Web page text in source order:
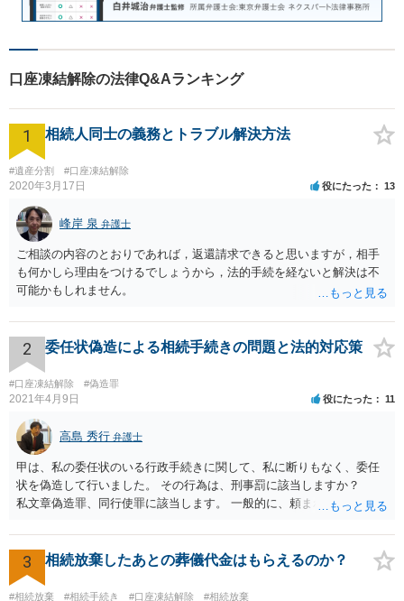
口座凍結解除の法律Q&Aランキング
1 相続人同士の義務とトラブル解決方法
#遺産分割 #口座凍結解除
2020年3月17日 役にたった 13
峰岸 泉 弁護士
ご相談の内容のとおりであれば，返還請求できると思いますが，相手
も何かしら理由をつけるでしょうから，法的手続を経ないと解決は不
可能かもしれません。
2 委任状偽造による相続手続きの問題と法的対応策
#口座凍結解除 #偽造罪
2021年4月9日 役にたった 11
高島 秀行 弁護士
甲は、私の委任状のいる行政手続きに関して、私に断りもなく、委任
状を偽造して行いました。 その行為は、刑事罰に該当しますか？
私文章偽造罪、同行使罪に該当します。 一般的に、頼まれた（委任さ
か？ 委任状を偽造して使用することはまでは依頼の範囲ではない
ので できないと思います。
3 相続放棄したあとの葬儀代金はもらえるのか？
#相続放棄 #相続手続き #口座凍結解除 #相続放棄